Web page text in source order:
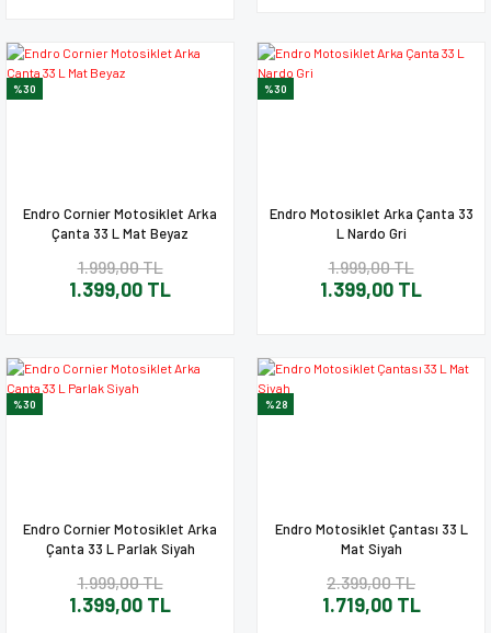
%30
Endro Cornier Motosiklet Arka
Çanta 33 L Mat Beyaz
1.999,00 TL
1.399,00 TL
%30
Endro Motosiklet Arka Çanta 33
L Nardo Gri
1.999,00 TL
1.399,00 TL
%30
Endro Cornier Motosiklet Arka
Çanta 33 L Parlak Siyah
1.999,00 TL
1.399,00 TL
%28
Endro Motosiklet Çantası 33 L
Mat Siyah
2.399,00 TL
1.719,00 TL